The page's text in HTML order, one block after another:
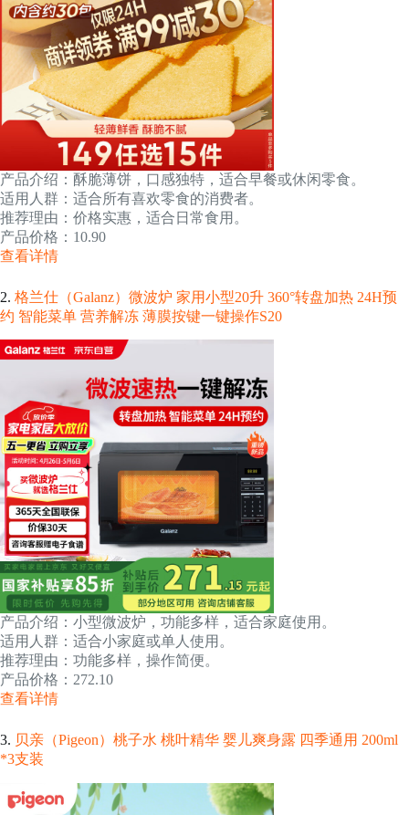
产品介绍：酥脆薄饼，口感独特，适合早餐或休闲零食。
适用人群：适合所有喜欢零食的消费者。
推荐理由：价格实惠，适合日常食用。
产品价格：10.90
查看详情
2. 格兰仕（Galanz）微波炉 家用小型20升 360°转盘加热 24H预
约 智能菜单 营养解冻 薄膜按键一键操作S20
产品介绍：小型微波炉，功能多样，适合家庭使用。
适用人群：适合小家庭或单人使用。
推荐理由：功能多样，操作简便。
产品价格：272.10
查看详情
3. 贝亲（Pigeon）桃子水 桃叶精华 婴儿爽身露 四季通用 200ml
*3支装